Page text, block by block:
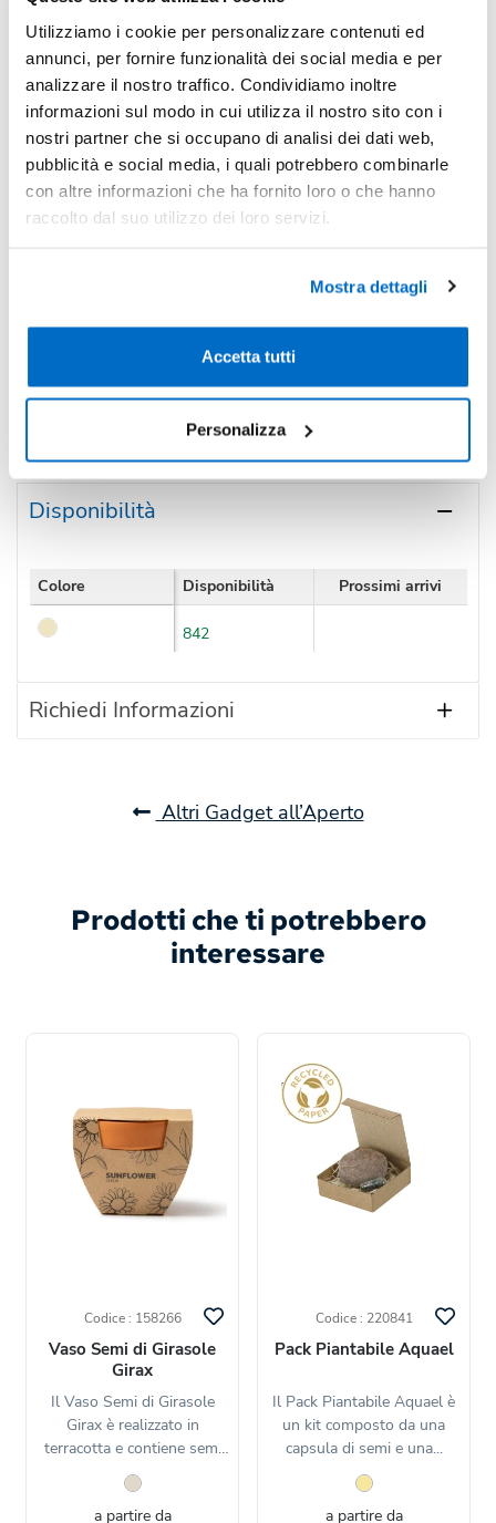
Utilizziamo i cookie per personalizzare contenuti ed
annunci, per fornire funzionalità dei social media e per
analizzare il nostro traffico. Condividiamo inoltre
informazioni sul modo in cui utilizza il nostro sito con i
nostri partner che si occupano di analisi dei dati web,
pubblicità e social media, i quali potrebbero combinarle
con altre informazioni che ha fornito loro o che hanno
raccolto dal suo utilizzo dei loro servizi.
Mostra dettagli
Accetta tutti
Personalizza
Pezzi 20 -7% € 23,84
Pezzi 50 -13% € 22,31
Pezzi 100 -19% € 20,78
*Prezzi prodotto per quantità merce neutra e prezzi IVA
Non trovi la quantità in tabella?Calcola il preventivo
50pz.Prezzo unitario:€ 27,22IVA incl.Totale:€ 1360,84
Disponibilità
Colore Disponibilità Prossimi arrivi
842
Richiedi Informazioni
Altri Gadget all’Aperto
Prodotti che ti potrebbero
interessare
Codice : 158266
Vaso Semi di Girasole
Girax
Il Vaso Semi di Girasole
Girax è realizzato in
terracotta e contiene semi
di...
a partire da
Codice : 220841
Pack Piantabile Aquael
Il Pack Piantabile Aquael è
un kit composto da una
capsula di semi e una...
a partire da